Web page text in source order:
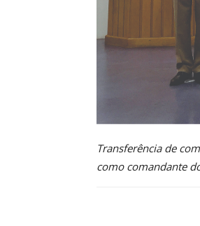
Transferência de
como comandante